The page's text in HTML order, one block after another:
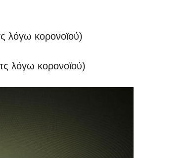
λόγω κορονοϊού)
λόγω κορονοϊού)